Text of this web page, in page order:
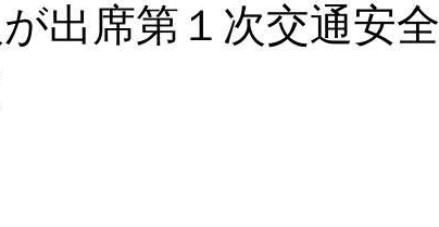
出席第１次交通安全